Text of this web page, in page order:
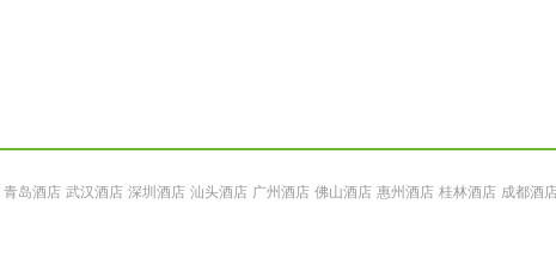
青岛酒店 武汉酒店 深圳酒店 汕头酒店 广州酒店 佛山酒店 惠州酒店 桂林酒店 成都酒